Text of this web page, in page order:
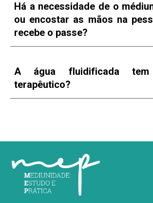
Há a necessidade de o
ou encostar as mãos na
recebe o passe?
A água fluidificada
terapêutico?